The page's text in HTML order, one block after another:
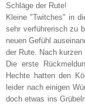
Schläge der Rute!
Kleine "Twitches" in
sehr verführerisch zu
neuen Gefühl
der Rute. Nach kurzen
Die erste
Hechte hatten den
leider nach einigen
doch etwas ins